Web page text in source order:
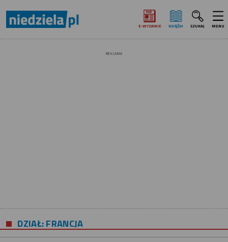
E‑WYDANIE KSIĄŻKI SZUKAJ MENU
REKLAMA
DZIAŁ: FRANCJA